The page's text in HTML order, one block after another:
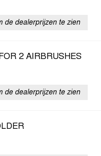
de dealerprijzen te zien
2 AIRBRUSHES
de dealerprijzen te zien